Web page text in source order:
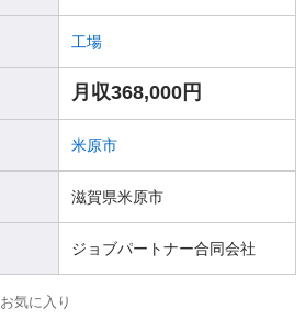
工場
月収368,000円
米原市
滋賀県米原市
ジョブパートナー合同会社
お気に入り